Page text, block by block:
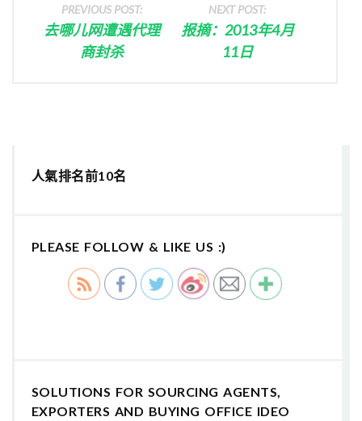
PREVIOUS POST:
去哪儿网遭遇代理
商封杀
NEXT POST:
报摘：2013年4月
11日
人氣排名前10名
PLEASE FOLLOW & LIKE US :)
SOLUTIONS FOR SOURCING AGENTS,
EXPORTERS AND BUYING OFFICE IDEO